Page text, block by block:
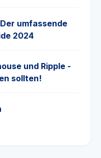
umfassende
2024
und Ripple -
sollten!